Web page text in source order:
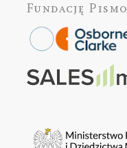
Fundację Pismo